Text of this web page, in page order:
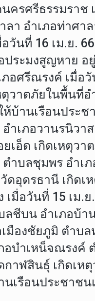
นครศรีธรรมรา
า อำเภอท่าศา
วันที่ 16 เม.ย.
ประมงสูญหาย
อศรีณรงค์ เมื่อ
วาตภัยในพื้นที่อ
ห้บ้านเรือนประ
ำเภอวานรนิวา
ยเอ็ด เกิดเหตุ
ตำบลชุมพร อำเ
วัดอุดรธานี เกิด
เมื่อวันที่ 15 เม.
ลชีบน อำเภอบ้
เมืองชัยภูมิ ตำบ
บำเหน็จณรงค์
กาฬสินธุ์ เกิดเห
นเรือนประชาชน